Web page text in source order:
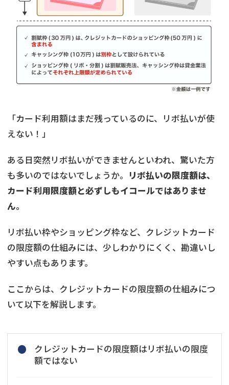
「カード利用額はまだ残っているのに、リボ払いが使
えない！」
ある日突然リボ払いができませんといわれ、驚いた方
も多いのではないでしょうか。 リボ払いの限度額は、
カード利用限度額と必ずしもイコールではありませ
ん。
リボ払い枠やショッピング枠など、クレジットカード
の限度額の仕組みには、少しわかりにくく、勘違いし
やすい点もあります。
ここからは、クレジットカードの限度額の仕組みにつ
いて以下を解説します。
クレジットカードの限度額はリボ払いの限度
額ではない